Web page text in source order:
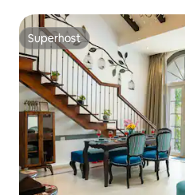
Superhost
Superhost